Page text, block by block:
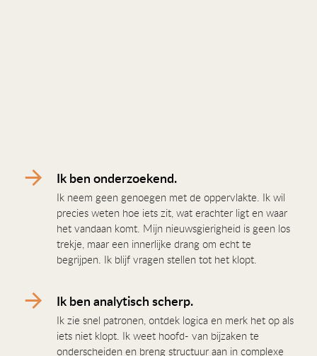
Ik ben onderzoekend.
Ik neem geen genoegen met de oppervlakte. Ik wil
precies weten hoe iets zit, wat erachter ligt en waar
het vandaan komt. Mijn nieuwsgierigheid is geen los
trekje, maar een innerlijke drang om echt te
begrijpen. Ik blijf vragen stellen tot het klopt.
Ik ben analytisch scherp.
Ik zie snel patronen, ontdek logica en merk het op als
iets niet klopt. Ik weet hoofd- van bijzaken te
onderscheiden en breng structuur aan in complexe